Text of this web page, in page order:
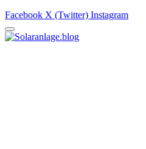
Facebook X (Twitter) Instagram